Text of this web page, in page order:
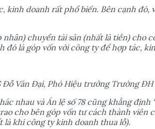
kinh doanh rất phổbiến. Bên cạnh đó,
nhân) chuyển tài sản (nhất là tiền) cho
đó là góp vốn với công ty đểhợp tác,
ĐỗVăn Đại, Phó Hiệu trưởng Trường ĐH
nhau và Án lệsố78 cũng khẳng định
cho bên góp vốn tưcách thành viên
t là khi công ty kinh doanh thua lỗ).